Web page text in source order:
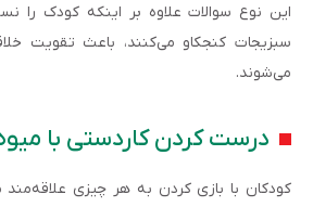
این نوع سوالات علاوه بر اینکه کودک
سبزیجات کنجکاو می‌کنند، باعث تقویت
می‌شوند.
درست کردن کاردستی با
کودکان با بازی کردن به هر چیزی